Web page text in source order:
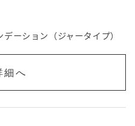
ーション（ジャータイプ）
細へ